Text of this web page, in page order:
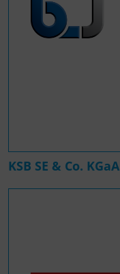
KSB SE & Co. KGaA